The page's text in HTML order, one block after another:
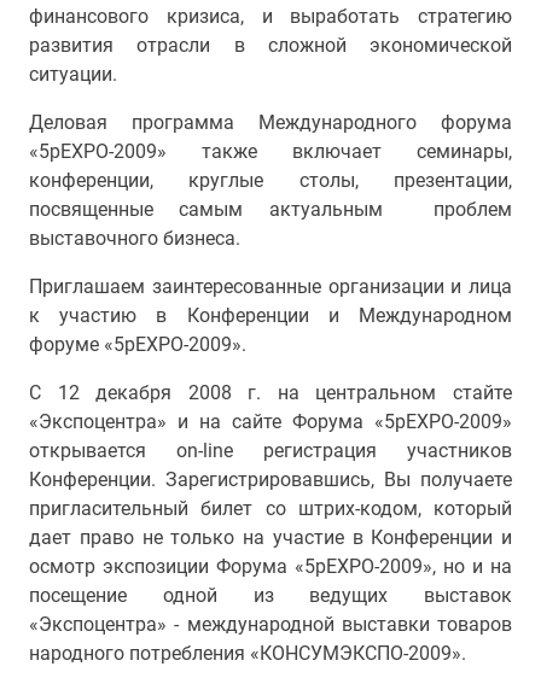
финансового кризиса, и выработать стратегию
развития отрасли в сложной экономической
ситуации.
Деловая программа Международного форума
«5рЕХРО-2009» также включает семинары,
конференции, круглые столы, презентации,
посвященные самым актуальным проблем
выставочного бизнеса.
Приглашаем заинтересованные организации и лица
к участию в Конференции и Международном
форуме «5рЕХРО-2009».
С 12 декабря 2008 г. на центральном стайте
«Экспоцентра» и на сайте Форума «5рЕХРО-2009»
открывается on-line регистрация участников
Конференции. Зарегистрировавшись, Вы получаете
пригласительный билет со штрих-кодом, который
дает право не только на участие в Конференции и
осмотр экспозиции Форума «5рЕХРО-2009», но и на
посещение одной из ведущих выставок
«Экспоцентра» - международной выставки товаров
народного потребления «КОНСУМЭКСПО-2009».